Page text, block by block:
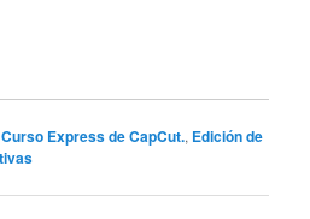
Curso Express de CapCut., Edición de